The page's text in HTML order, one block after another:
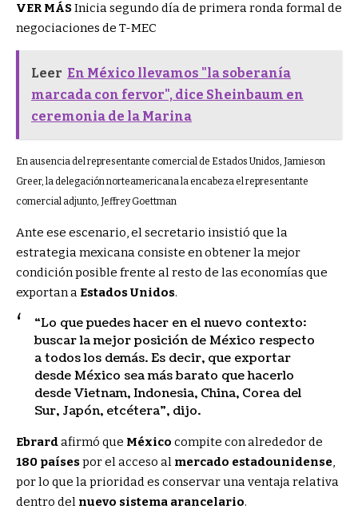
VER MÁSInicia segundo día de primera ronda formal de
negociaciones de T-MEC
Leer En México llevamos "la soberanía
marcada con fervor", dice Sheinbaum en
ceremonia de la Marina
En ausencia del representante comercial de Estados Unidos, Jamieson
Greer, la delegación norteamericana la encabeza el representante
comercial adjunto, Jeffrey Goettman
Ante ese escenario, el secretario insistió que la
estrategia mexicana consiste en obtener la mejor
condición posible frente al resto de las economías que
exportan a Estados Unidos.
“Lo que puedes hacer en el nuevo contexto:
buscar la mejor posición de México respecto
a todos los demás. Es decir, que exportar
desde México sea más barato que hacerlo
desde Vietnam, Indonesia, China, Corea del
Sur, Japón, etcétera”, dijo.
Ebrardafirmó que México compite con alrededor de
180 paísespor el acceso al mercado estadounidense,
por lo que la prioridad es conservar una ventaja relativa
dentro del nuevo sistema arancelario.